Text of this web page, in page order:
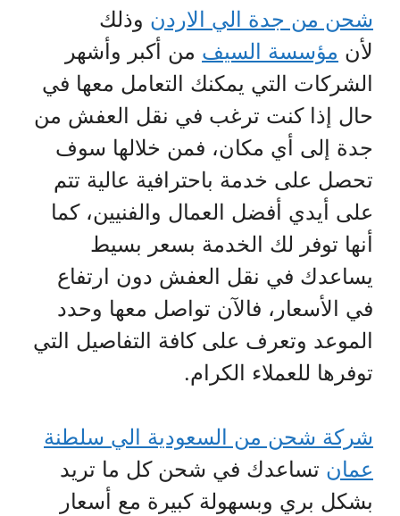
شحن من جدة الي الاردن وذلك
لأن مؤسسة السيف من أكبر وأشهر
الشركات التي يمكنك التعامل معها في
حال إذا كنت ترغب في نقل العفش من
جدة إلى أي مكان، فمن خلالها سوف
تحصل على خدمة باحترافية عالية تتم
على أيدي أفضل العمال والفنيين، كما
أنها توفر لك الخدمة بسعر بسيط
يساعدك في نقل العفش دون ارتفاع
في الأسعار، فالآن تواصل معها وحدد
الموعد وتعرف على كافة التفاصيل التي
توفرها للعملاء الكرام.
شركة شحن من السعودية الي سلطنة
عمان تساعدك في شحن كل ما تريد
بشكل بري وبسهولة كبيرة مع أسعار